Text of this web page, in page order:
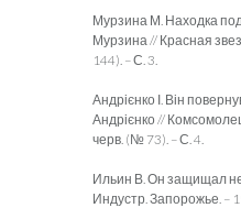
Мурзина М. Находка
Мурзина // Красная
144). – С. 3.
Андрієнко І. Він
Андрієнко //
черв. (№ 73). – С. 4.
Ильин В. Он защищал
Индустр. Запорожье. –